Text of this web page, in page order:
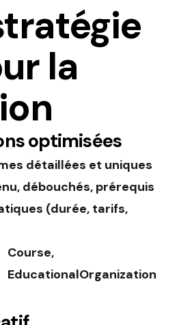
la
optimisées
détaillées et uniques
débouchés, prérequis
(durée, tarifs,
Course,
EducationalOrganization